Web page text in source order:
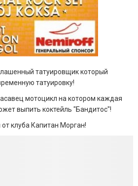
татуировщик который
татуировку!
мотоцикл на котором каждая
выпить коктейль "Бандитос"!
клуба Капитан Морган!